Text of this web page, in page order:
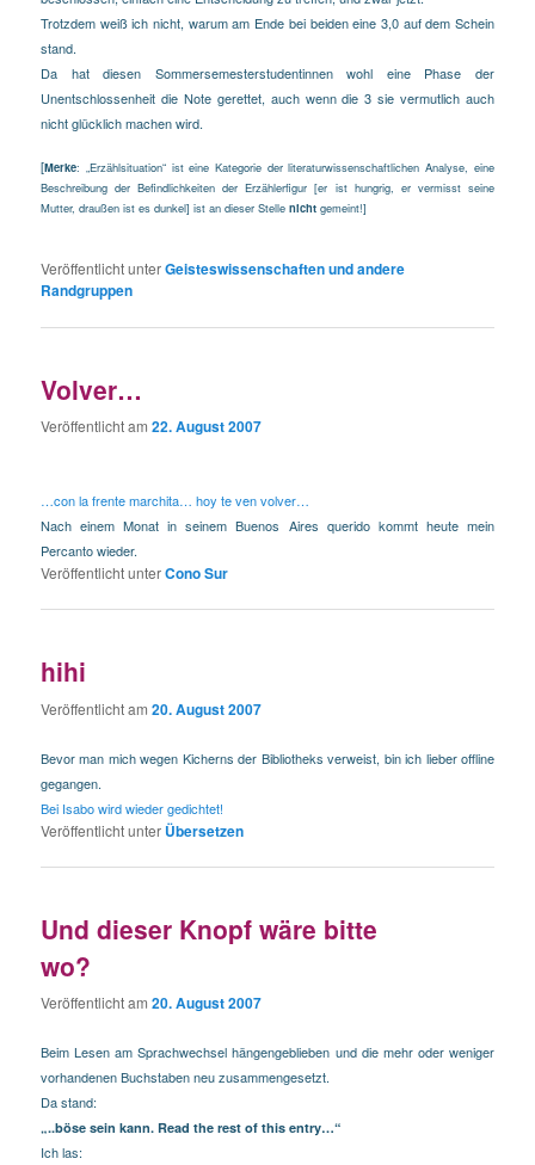
Trotzdem weiß ich nicht, warum am Ende bei beiden eine 3,0 auf dem Schein
stand.
Da hat diesen Sommersemesterstudentinnen wohl eine Phase der
Unentschlossenheit die Note gerettet, auch wenn die 3 sie vermutlich auch
nicht glücklich machen wird.
[Merke: „Erzählsituation“ ist eine Kategorie der literaturwissenschaftlichen Analyse, eine
Beschreibung der Befindlichkeiten der Erzählerfigur [er ist hungrig, er vermisst seine
Mutter, draußen ist es dunkel] ist an dieser Stellenichtgemeint!]
Veröffentlicht unterGeisteswissenschaften und andere
Randgruppen
Volver…
Veröffentlicht am22. August 2007
…con la frente marchita… hoy te ven volver…
Nach einem Monat in seinem Buenos Aires querido kommt heute mein
Percanto wieder.
Veröffentlicht unterCono Sur
hihi
Veröffentlicht am20. August 2007
Bevor man mich wegen Kicherns der Bibliotheks verweist, bin ich lieber offline
gegangen.
Bei Isabo wird wieder gedichtet!
Veröffentlicht unter Übersetzen
Und dieser Knopf wäre bitte
wo?
Veröffentlicht am20. August 2007
Beim Lesen am Sprachwechsel hängengeblieben und die mehr oder weniger
vorhandenen Buchstaben neu zusammengesetzt.
Da stand:
„..böse sein kann. Read the rest of this entry…“
Ich las: